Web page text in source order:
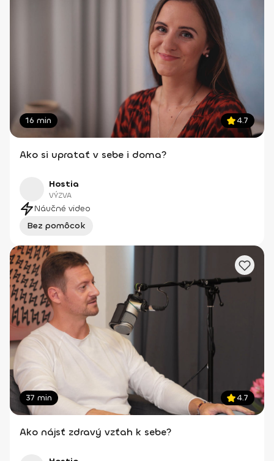
16 min 4.7
Ako si upratať v sebe i doma?
Hostia
VÝZVA
Náučné video
Bez pomôcok
37 min 4.7
Ako nájsť zdravý vzťah k sebe?